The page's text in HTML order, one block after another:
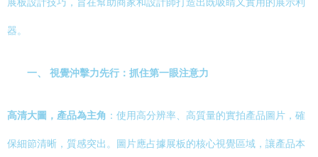
器。
一、 視覺沖擊力先行：抓住第一眼注意力
高清大圖，產品為主角 ：使用高分辨率、高質量的實拍產品圖片，確
保細節清晰，質感突出。圖片應占據展板的核心視覺區域，讓產品本